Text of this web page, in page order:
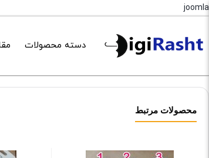
joomla
دسته محصولات
محصولات مرتبط